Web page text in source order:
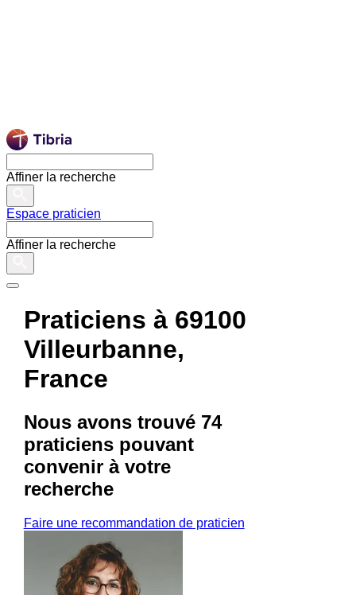
Affiner la recherche
Espace praticien
Affiner la recherche
Praticiens à 69100
Villeurbanne,
France
Nous avons trouvé 74
praticienspouvant
convenir à votre
recherche
Faire une recommandation de praticien